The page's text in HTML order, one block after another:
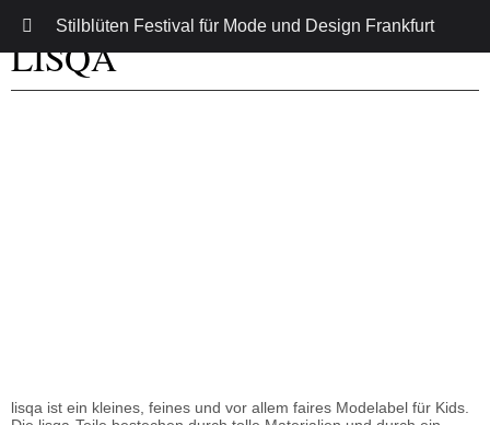
LISQA
lisqa ist ein kleines, feines und vor allem faires Modelabel für Kids.
Stilblüten Festival für Mode und Design Frankfurt